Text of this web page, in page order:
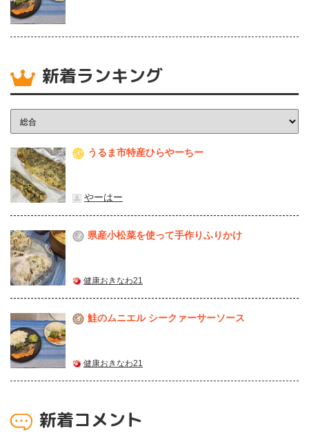
新着ランキング
1 うるま市特産ひらやーちー
やーはー
2 県産⼩松菜を使って⼿作りふりかけ
健康おきなわ21
3 鮭のムニエル シークァーサーソース
健康おきなわ21
新着コメント